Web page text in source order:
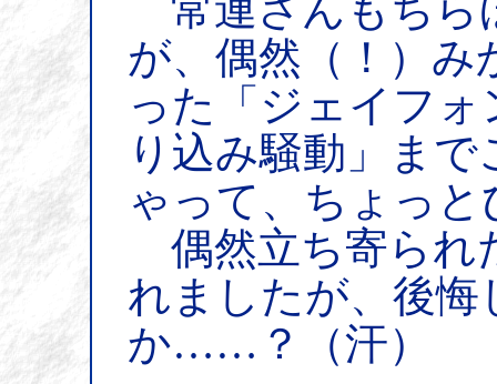
常連さんもちら
が、偶然（！）み
った「ジェイフ
り込み騒動」ま
ゃって、ちょっ
偶然立ち寄られ
れましたが、後
か……？（汗）